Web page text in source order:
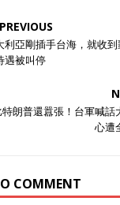
PREVIOUS
利亞剛插手台海，就收
遇被叫停
朗普還囂張！台軍喊話
心遭
COMMENT